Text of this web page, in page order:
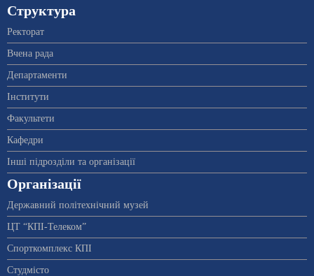
Структура
Ректорат
Вчена рада
Департаменти
Інститути
Факультети
Кафедри
Інші підрозділи та організації
Організації
Державний політехнічний музей
ЦТ “КПІ-Телеком”
Спорткомплекс КПІ
Студмісто